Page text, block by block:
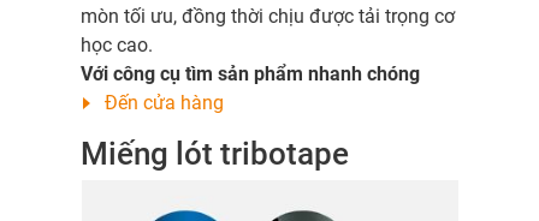
mòn tối ưu, đồng thời chịu được tải trọng cơ
học cao. ​
Với công cụ tìm sản phẩm nhanh chóng
Đến cửa hàng
Miếng lót tribotape